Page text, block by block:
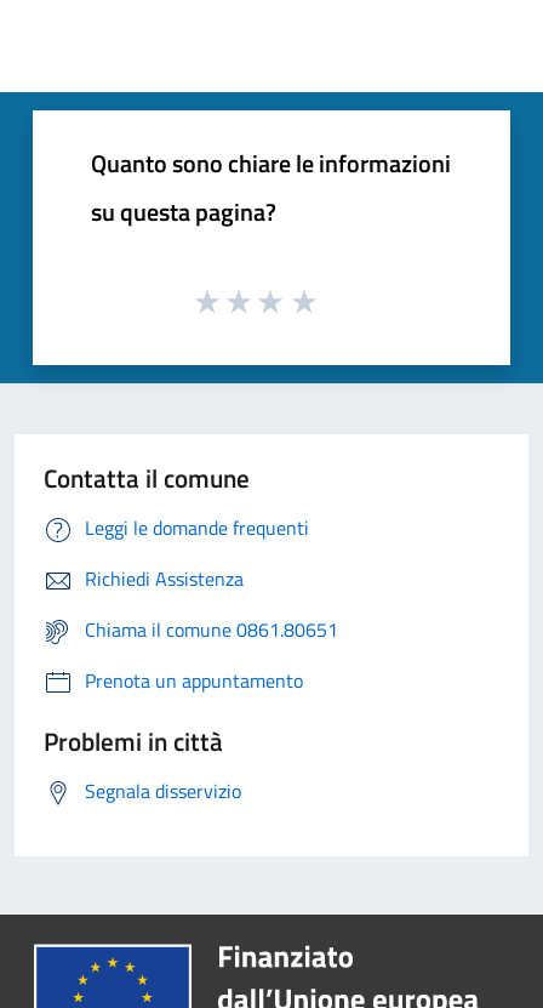
Quanto sono chiare le informazioni
su questa pagina?
Contatta il comune
Leggi le domande frequenti
Richiedi Assistenza
Chiama il comune 0861.80651
Prenota un appuntamento
Problemi in città
Segnala disservizio